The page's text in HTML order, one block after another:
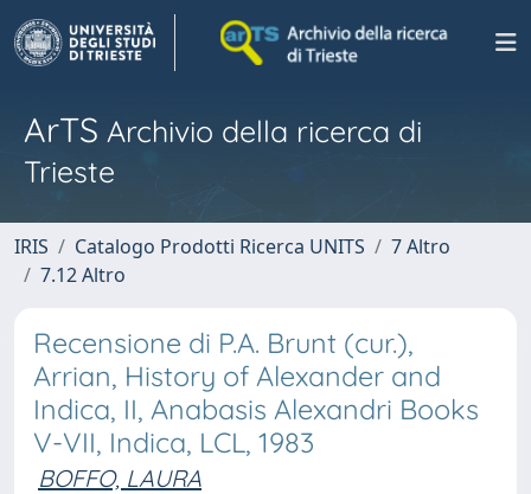
ArTS Archivio della ricerca di
Trieste
IRIS Catalogo Prodotti Ricerca UNITS
7 Altro
7.12 Altro
Recensione di P.A. Brunt (cur.),
Arrian, History of Alexander and
Indica, II, Anabasis Alexandri Books
V-VII, Indica, LCL, 1983
BOFFO, LAURA